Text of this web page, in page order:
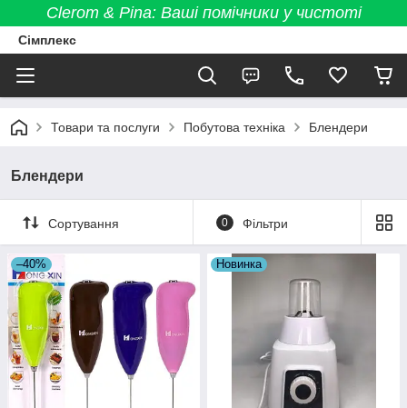
Clerom & Pina: Ваші помічники у чистоті
Сімплекс
Товари та послуги Побутова техніка Блендери
Блендери
Сортування 0 Фільтри
–40% Новинка